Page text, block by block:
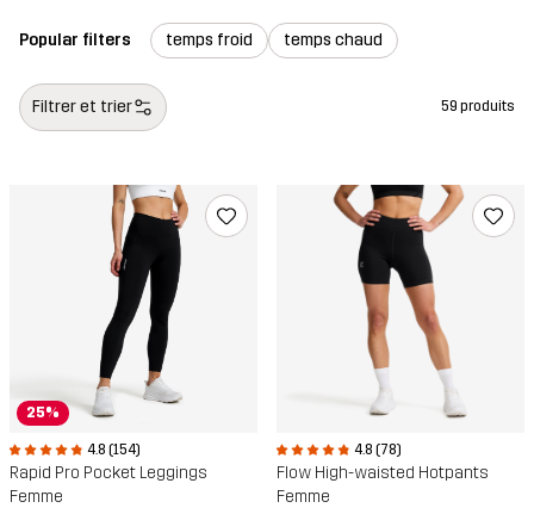
Popular filters temps froid temps chaud
Filtrer et trier 59 produits
25%
4.8 (154)
Rapid Pro Pocket Leggings
Femme
4.8 (78)
Flow High-waisted Hotpants
Femme